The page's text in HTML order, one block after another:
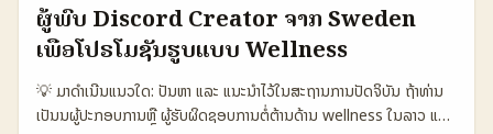
ຜູ້ພົບ Discord Creator ຈາກ Sweden
ເພື່ອໂປຣໂມຊັນຮູບແບບ Wellness
💡 ມາດຳເນີນແນວໃດ: ປັນຫາ ແລະ ແນະນໍາໄວ້ໃນສະຖານການປັດຈິບັນ ຖ້າທ່ານ
ເປັນນຜູ້ປະກອບການຫຼື ຜູ້ຮັບຜິດຊອບການຕໍ່ຕ້ານດ້ານ wellness ໃນລາວ ແລະ